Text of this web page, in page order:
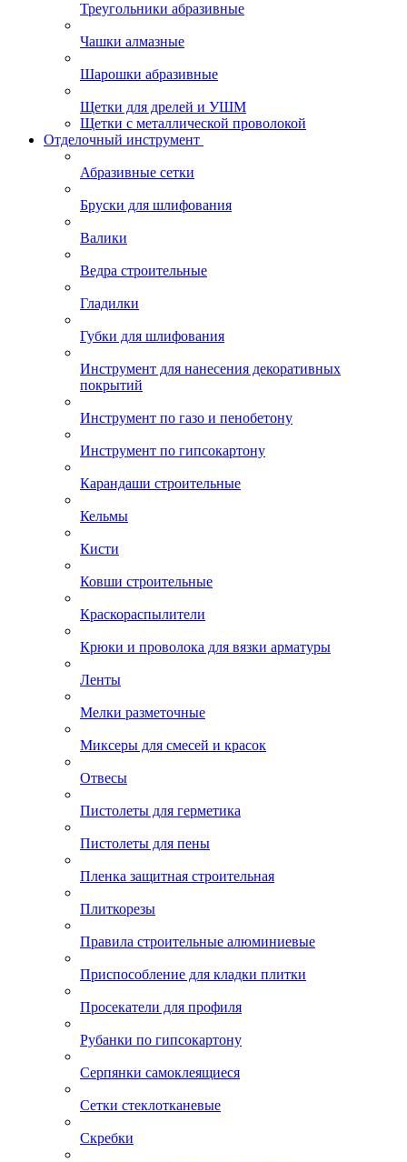
Треугольники абразивные
Чашки алмазные
Шарошки абразивные
Щетки для дрелей и УШМ
Щетки с металлической проволокой
Отделочный инструмент
Абразивные сетки
Бруски для шлифования
Валики
Ведра строительные
Гладилки
Губки для шлифования
Инструмент для нанесения декоративных
покрытий
Инструмент по газо и пенобетону
Инструмент по гипсокартону
Карандаши строительные
Кельмы
Кисти
Ковши строительные
Краскораспылители
Крюки и проволока для вязки арматуры
Ленты
Мелки разметочные
Миксеры для смесей и красок
Отвесы
Пистолеты для герметика
Пистолеты для пены
Пленка защитная строительная
Плиткорезы
Правила строительные алюминиевые
Приспособление для кладки плитки
Просекатели для профиля
Рубанки по гипсокартону
Серпянки самоклеящиеся
Сетки стеклотканевые
Скребки